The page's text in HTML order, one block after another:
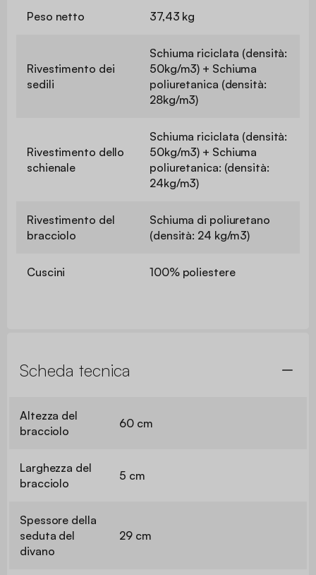
Peso netto 37,43 kg
Rivestimento dei
sedili
Schiuma riciclata (densità:
50kg/m3) + Schiuma
poliuretanica (densità:
28kg/m3)
Rivestimento dello
schienale
Schiuma riciclata (densità:
50kg/m3) + Schiuma
poliuretanica: (densità:
24kg/m3)
Rivestimento del
bracciolo
Schiuma di poliuretano
(densità: 24 kg/m3)
Cuscini 100% poliestere
Scheda tecnica
Altezza del
bracciolo
60 cm
Larghezza del
bracciolo
5 cm
Spessore della
seduta del
divano
29 cm